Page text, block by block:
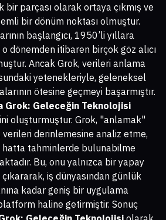
bir parçası olarak ortaya çıkmış ve
bir dönüm noktası olmuştur.
başlangıcı, 1950’li yıllara
dönemden itibaren birçok göz alıcı
Ancak Grok, verileri anlama
yetenekleriyle, geleneksel
ötesine geçmeyi başarmıştır.
Grok: Geleceğin Teknolojisi
oluşturmuştur. Grok, "anlamak"
verileri derinlemesine analiz etme,
tahminlerde bulunabilme
Bu, onu yalnızca bir yapay
iş dünyasından günlük
kadar geniş bir uygulama
haline getirmiştir. Sonuç